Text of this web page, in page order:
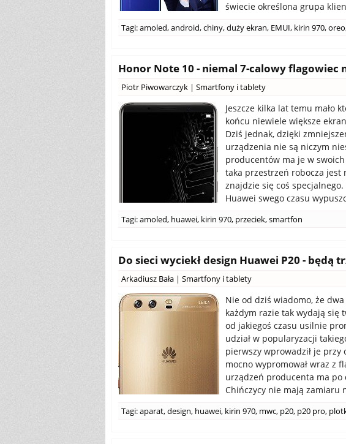
świecie określona grupa
Tagi:amoled,android,chiny,duży ekran, EMUI, kirin 970,oreo
Honor Note 10 - niemal 7-calowy flagowiec
Piotr Piwowarczyk | Smartfony i tablety
Jeszcze kilka lat temu mało
końcu niewiele większe
Dziś jednak, dzięki
urządzenia nie są niczym
producentów ma je w
taka przestrzeń robocza jest
znajdzie się coś
Huawei swego czasu
Tagi:amoled, huawei, kirin 970, przeciek,smartfon
Do sieci wyciekł design Huawei P20 - będą
Arkadiusz Bała | Smartfony i tablety
Nie od dziś wiadomo, że
każdym razie tak wydają się
od jakiegoś czasu usilnie
udział w popularyzacji
pierwszy wprowadził je
mocno wypromował wraz z
urządzeń producenta ma po
Chińczycy nie mają zamiaru
Tagi:aparat,design, huawei, kirin 970, mwc, p20, p20 pro,